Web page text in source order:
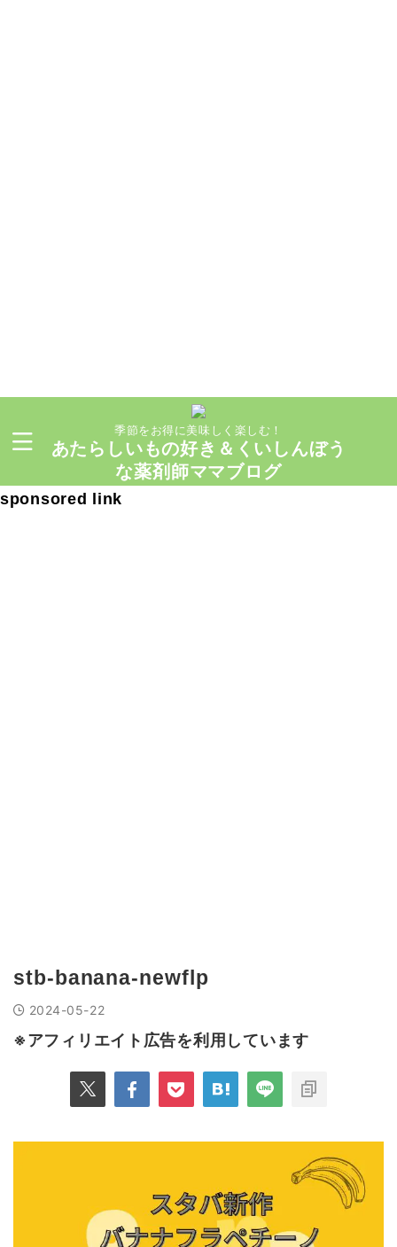
季節をお得に美味しく楽しむ！
あたらしいもの好き＆くいしんぼう
な薬剤師ママブログ
sponsored link
stb-banana-newflp
2024-05-22
※アフィリエイト広告を利用しています